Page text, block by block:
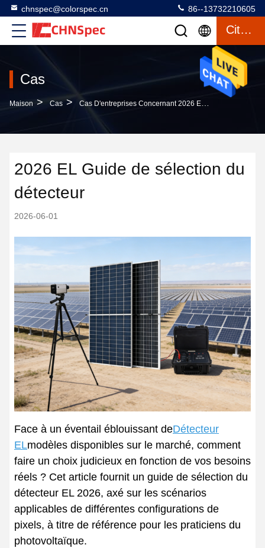
chnspec@colorspec.cn 86--13732210605
Citation
Cas
Maison > Cas > Cas D'entreprises Concernant 2026 EL Guide De Sélection Du Détecteur
2026 EL Guide de sélection du
détecteur
2026-06-01
Face à un éventail éblouissant deDétecteur
ELmodèles disponibles sur le marché, comment
faire un choix judicieux en fonction de vos besoins
réels ? Cet article fournit un guide de sélection du
détecteur EL 2026, axé sur les scénarios
applicables de différentes configurations de
pixels, à titre de référence pour les praticiens du
photovoltaïque.